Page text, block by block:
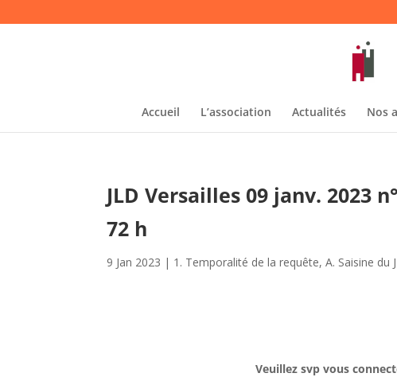
Accueil L’association Actualités Nos
JLD Versailles 09 janv. 2023
72 h
9 Jan 2023 | 1. Temporalité de la requête,A. Saisine du
Veuillez svp vous